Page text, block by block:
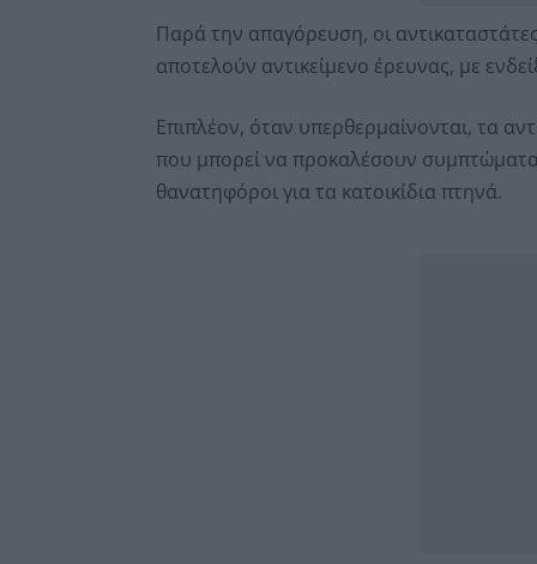
Παρά την απαγόρευση, οι
αποτελούν αντικείμενο έρευνας, με
Επιπλέον, όταν υπερθερμαίνονται, τα
που μπορεί να προκαλέσουν
θανατηφόροι για τα κατοικίδια πτηνά.